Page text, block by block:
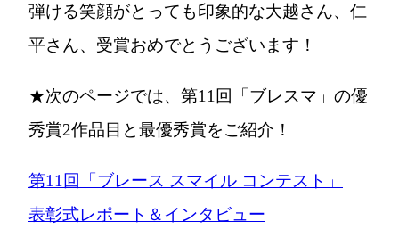
弾ける笑顔がとっても印象的な大越さん、仁
平さん、受賞おめでとうございます！
★次のページでは、第11回「ブレスマ」の優
秀賞2作品目と最優秀賞をご紹介！
第11回「ブレース スマイル コンテスト」
表彰式レポート＆インタビュー